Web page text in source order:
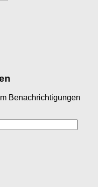
Benachrichtigungen